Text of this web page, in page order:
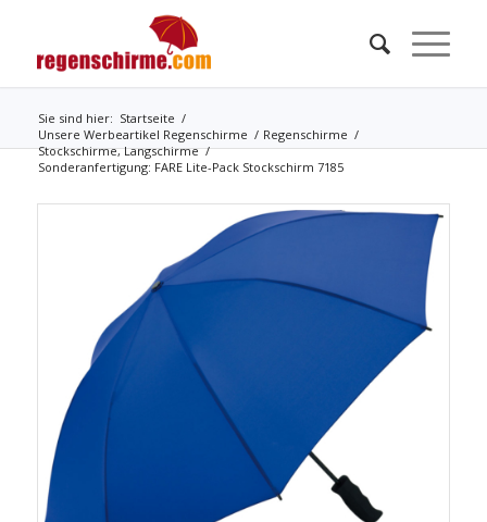
Sie sind hier: Startseite /
Unsere Werbeartikel Regenschirme / Regenschirme /
Stockschirme, Langschirme /
Sonderanfertigung: FARE Lite-Pack Stockschirm 7185